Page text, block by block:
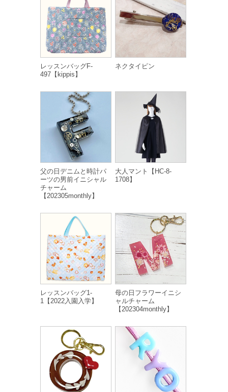
レッスンバッグF-
497【kippis】
ネクタイピン
父の日デニムと時計パ
ーツの男前イニシャル
チャーム
【202305monthly】
大人マント【HC-8-
1708】
レッスンバッグ1-
1【2022入園入学】
母の日フラワーイニシ
ャルチャーム
【202304monthly】